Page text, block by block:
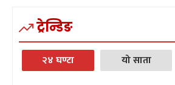
ट्रेन्डिङ
२४ घण्टा यो साता